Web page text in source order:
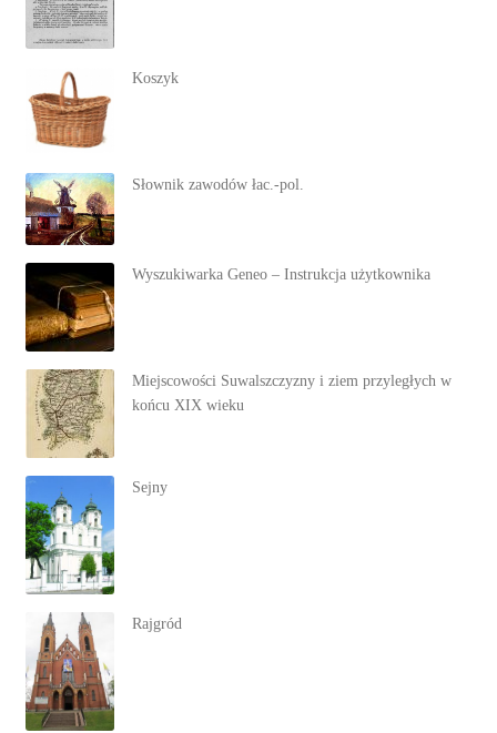
Koszyk
Słownik zawodów łac.-pol.
Wyszukiwarka Geneo – Instrukcja użytkownika
Miejscowości Suwalszczyzny i ziem przyległych w
końcu XIX wieku
Sejny
Rajgród